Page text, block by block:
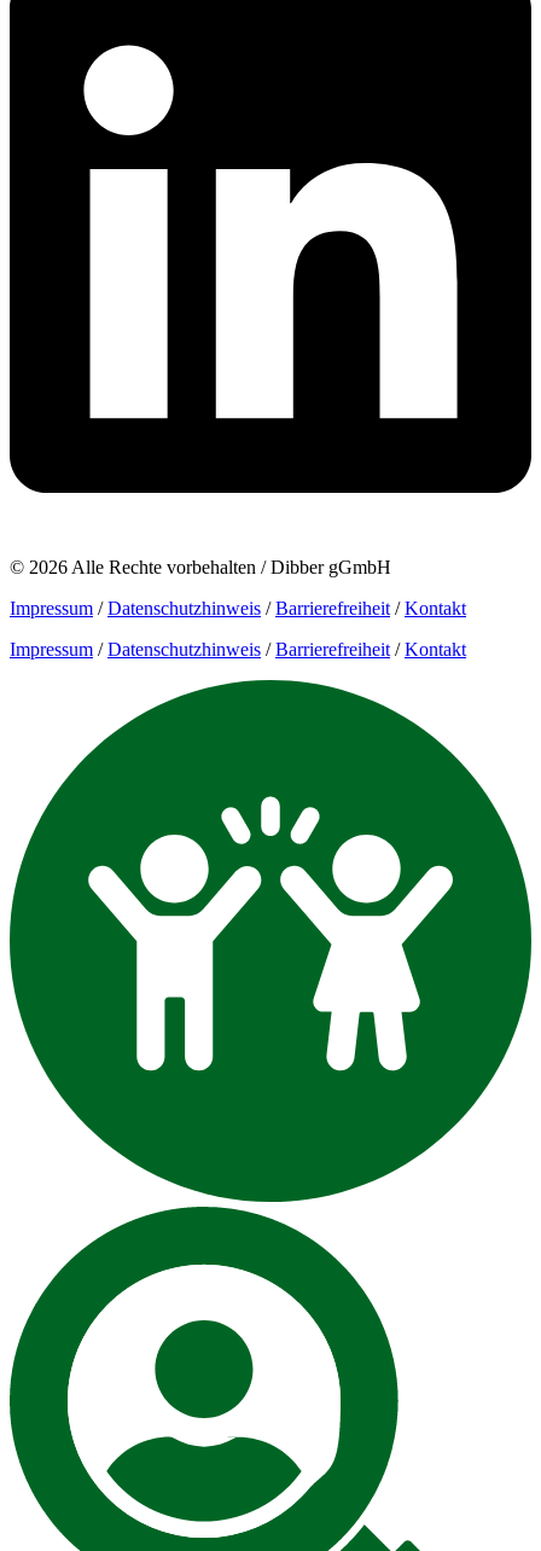
© 2026 Alle Rechte vorbehalten / Dibber gGmbH
Impressum /Datenschutzhinweis /Barrierefreiheit /Kontakt
Impressum /Datenschutzhinweis /Barrierefreiheit /Kontakt